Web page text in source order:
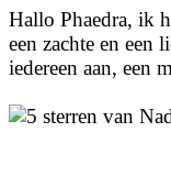
Hallo Phaedra, ik
een zachte en een
iedereen aan, een